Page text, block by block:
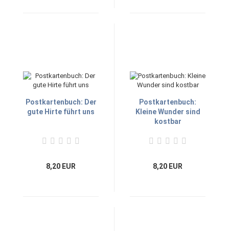
Postkartenbuch: Der
gute Hirte führt uns
8,20 EUR
Postkartenbuch:
Kleine Wunder sind
kostbar
8,20 EUR